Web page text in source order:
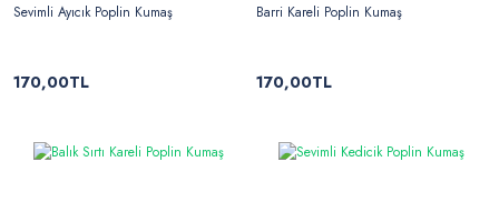
Sevimli Ayıcık Poplin Kumaş
170,00TL
Barri Kareli Poplin Kumaş
170,00TL